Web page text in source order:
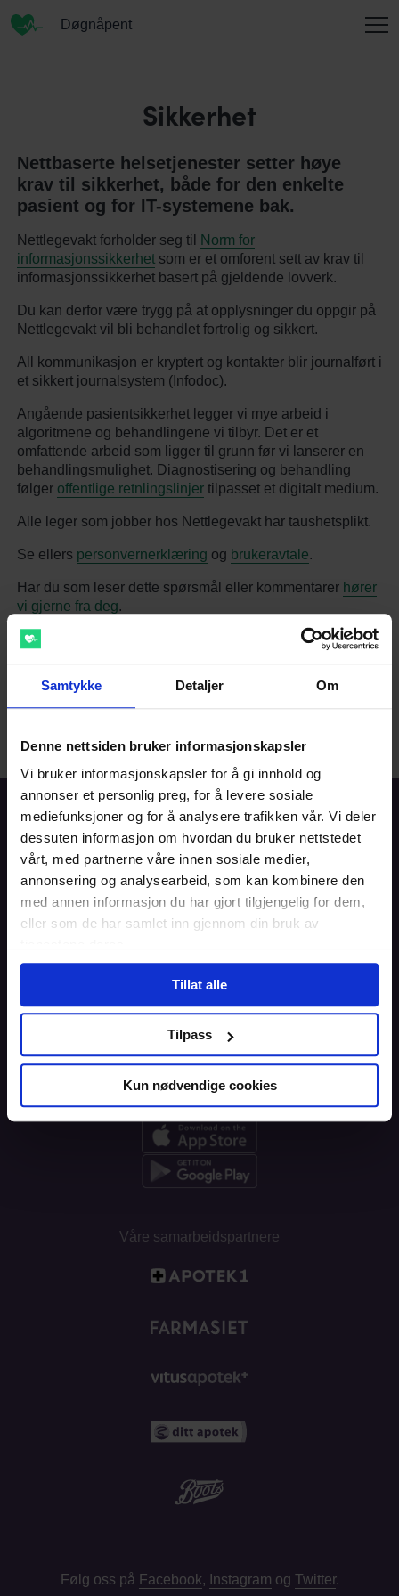
Samtykke Detaljer Om
Denne nettsiden bruker informasjonskapsler
Vi bruker informasjonskapsler for å gi innhold og
annonser et personlig preg, for å levere sosiale
mediefunksjoner og for å analysere trafikken vår. Vi deler
dessuten informasjon om hvordan du bruker nettstedet
vårt, med partnerne våre innen sosiale medier,
annonsering og analysearbeid, som kan kombinere den
med annen informasjon du har gjort tilgjengelig for dem,
eller som de har samlet inn gjennom din bruk av
Tillat alle
Tilpass
Kun nødvendige cookies
Døgnåpent
OM OSS
KONTAKT
ENGLISH
Sikkerhet
Nettbaserte helsetjenester setter høye
krav til sikkerhet, både for den enkelte
pasient og for IT-systemene bak.
Nettlegevakt forholder seg til
Norm for
informasjonssikkerhetsom er et omforent sett av krav til
informasjonssikkerhet basert på gjeldende lovverk.
Du kan derfor være trygg på at opplysninger du oppgir på
Nettlegevakt vil bli behandlet fortrolig og sikkert.
All kommunikasjon er kryptert og kontakter blir journalført i
et sikkert journalsystem (Infodoc).
Angående pasientsikkerhet legger vi mye arbeid i
algoritmene og behandlingene vi tilbyr. Det er et
omfattende arbeid som ligger til grunn før vi lanserer en
behandlingsmulighet. Diagnostisering og behandling
følger offentlige retnlingslinjertilpasset et digitalt medium.
Alle leger som jobber hos Nettlegevakt har taushetsplikt.
Se ellers personvernerklæring og brukeravtale.
Har du som leser dette spørsmål eller kommentarer hører
vi gjerne fra deg.
Har du andre spørsmål?
Forside
Informasjon
Blogg
Brukeravtale
Informasjonskapsler
Last ned appen
Våre samarbeidspartnere
Følg oss på Facebook, Instagram og Twitter.